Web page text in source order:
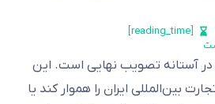
پیوستن ایران به FATF در آستانه تصویب نهایی است. این
بین‌المللی ایران را هموار کند یا